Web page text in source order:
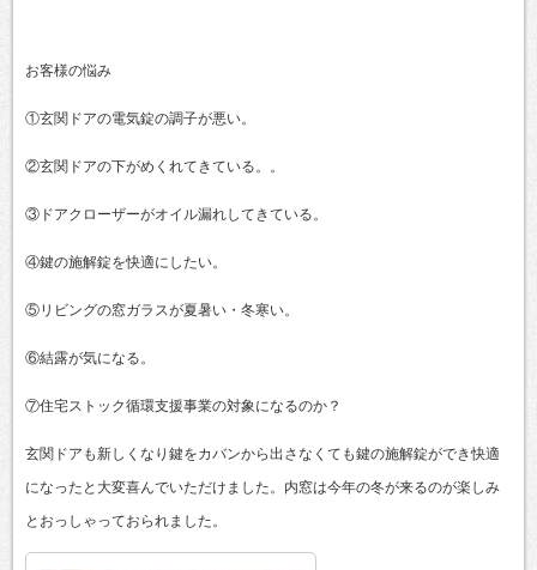
お客様の悩み
①玄関ドアの電気錠の調子が悪い。
②玄関ドアの下がめくれてきている。。
③ドアクローザーがオイル漏れしてきている。
④鍵の施解錠を快適にしたい。
⑤リビングの窓ガラスが夏暑い・冬寒い。
⑥結露が気になる。
⑦住宅ストック循環支援事業の対象になるのか？
玄関ドアも新しくなり鍵をカバンから出さなくても鍵の施解錠ができ快適
になったと大変喜んでいただけました。内窓は今年の冬が来るのが楽しみ
とおっしゃっておられました。